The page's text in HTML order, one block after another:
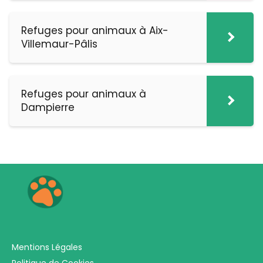
Refuges pour animaux à Aix-
Villemaur-Pâlis
Refuges pour animaux à
Dampierre
Mentions Légales